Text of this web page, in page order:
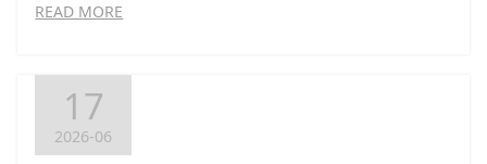
往难以兼顾，成为制约产品性能进一步提升的关键瓶颈。
READ MORE
17
2026-06